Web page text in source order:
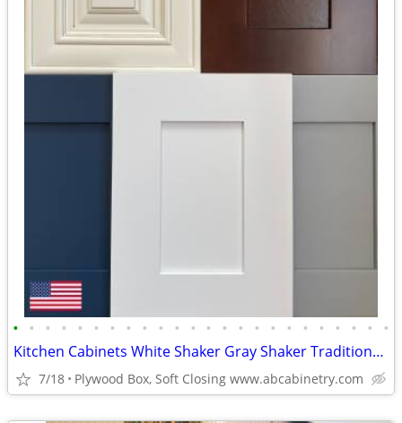
• • • • • • • • • • • • • • • • • • • • • • • •
Kitchen Cabinets White Shaker Gray Shaker Traditional Raised Panel
7/18 Plywood Box, Soft Closing www.abcabinetry.com